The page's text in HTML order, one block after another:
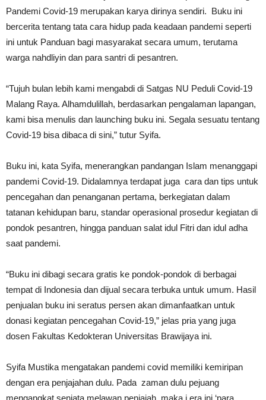
Pandemi Covid-19 merupakan karya dirinya sendiri. Buku ini
bercerita tentang tata cara hidup pada keadaan pandemi seperti
ini untuk Panduan bagi masyarakat secara umum, terutama
warga nahdliyin dan para santri di pesantren.
“Tujuh bulan lebih kami mengabdi di Satgas NU Peduli Covid-19
Malang Raya. Alhamdulillah, berdasarkan pengalaman lapangan,
kami bisa menulis dan launching buku ini. Segala sesuatu tentang
Covid-19 bisa dibaca di sini,” tutur Syifa.
Buku ini, kata Syifa, menerangkan pandangan Islam menanggapi
pandemi Covid-19. Didalamnya terdapat juga cara dan tips untuk
pencegahan dan penanganan pertama, berkegiatan dalam
tatanan kehidupan baru, standar operasional prosedur kegiatan di
pondok pesantren, hingga panduan salat idul Fitri dan idul adha
saat pandemi.
“Buku ini dibagi secara gratis ke pondok-pondok di berbagai
tempat di Indonesia dan dijual secara terbuka untuk umum. Hasil
penjualan buku ini seratus persen akan dimanfaatkan untuk
donasi kegiatan pencegahan Covid-19,” jelas pria yang juga
dosen Fakultas Kedokteran Universitas Brawijaya ini.
Syifa Mustika mengatakan pandemi covid memiliki kemiripan
dengan era penjajahan dulu. Pada zaman dulu pejuang
mengangkat senjata melawan penjajah, maka i era ini ‘para